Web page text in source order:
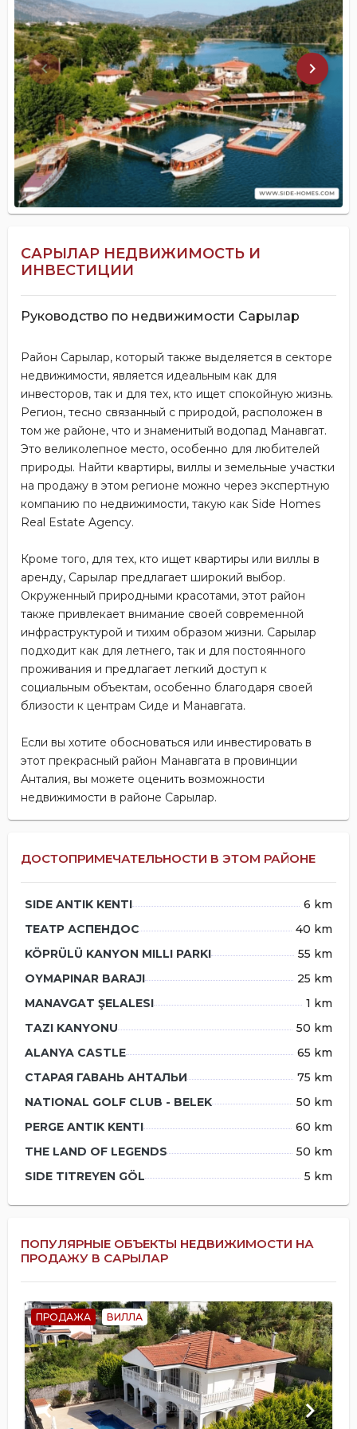
keyboard_arrow_left keyboard_arrow_right
САРЫЛАР НЕДВИЖИМОСТЬ И
ИНВЕСТИЦИИ
Руководство по недвижимости Сарылар
Район Сарылар, который также выделяется в секторе
недвижимости, является идеальным как для
инвесторов, так и для тех, кто ищет спокойную жизнь.
Регион, тесно связанный с природой, расположен в
том же районе, что и знаменитый водопад Манавгат.
Это великолепное место, особенно для любителей
природы. Найти квартиры, виллы и земельные участки
на продажу в этом регионе можно через экспертную
компанию по недвижимости, такую ​​как Side Homes
Real Estate Agency.
Кроме того, для тех, кто ищет квартиры или виллы в
аренду, Сарылар предлагает широкий выбор.
Окруженный природными красотами, этот район
также привлекает внимание своей современной
инфраструктурой и тихим образом жизни. Сарылар
подходит как для летнего, так и для постоянного
проживания и предлагает легкий доступ к
социальным объектам, особенно благодаря своей
близости к центрам Сиде и Манавгата.
Если вы хотите обосноваться или инвестировать в
этот прекрасный район Манавгата в провинции
Анталия, вы можете оценить возможности
недвижимости в районе Сарылар.
ДОСТОПРИМЕЧАТЕЛЬНОСТИ В ЭТОМ РАЙОНЕ
SIDE ANTIK KENTI
6 km
ТЕАТР АСПЕНДОС
40 km
KÖPRÜLÜ KANYON MILLI PARKI
55 km
OYMAPINAR BARAJI
25 km
MANAVGAT ŞELALESI
1 km
TAZI KANYONU
50 km
ALANYA CASTLE
65 km
СТАРАЯ ГАВАНЬ АНТАЛЬИ
75 km
NATIONAL GOLF CLUB - BELEK
50 km
PERGE ANTIK KENTI
60 km
THE LAND OF LEGENDS
50 km
SIDE TITREYEN GÖL
5 km
ПОПУЛЯРНЫЕ ОБЪЕКТЫ НЕДВИЖИМОСТИ НА
ПРОДАЖУ В САРЫЛАР
ПРОДАЖА ВИЛЛА
keyboard_arrow_left keyboard_arrow_right